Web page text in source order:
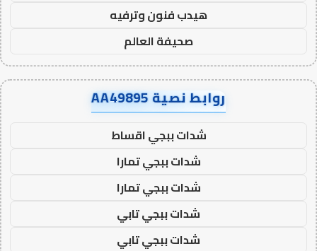
هيدب فنون وترفيه
صحيفة العالم
روابط نصية AA49895
شدات ببجي اقساط
شدات ببجي تمارا
شدات ببجي تمارا
شدات ببجي تابي
شدات ببجي تابي